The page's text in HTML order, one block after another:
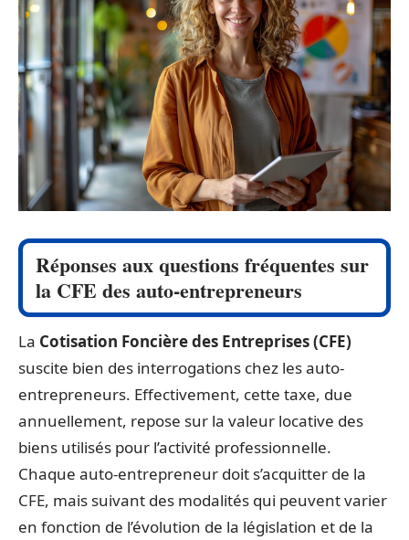
Réponses aux questions fréquentes sur
la CFE des auto-entrepreneurs
La Cotisation Foncière des Entreprises (CFE)
suscite bien des interrogations chez les auto-
entrepreneurs. Effectivement, cette taxe, due
annuellement, repose sur la valeur locative des
biens utilisés pour l’activité professionnelle.
Chaque auto-entrepreneur doit s’acquitter de la
CFE, mais suivant des modalités qui peuvent varier
en fonction de l’évolution de la législation et de la